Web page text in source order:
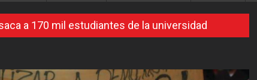
a 170 mil estudiantes de la universidad